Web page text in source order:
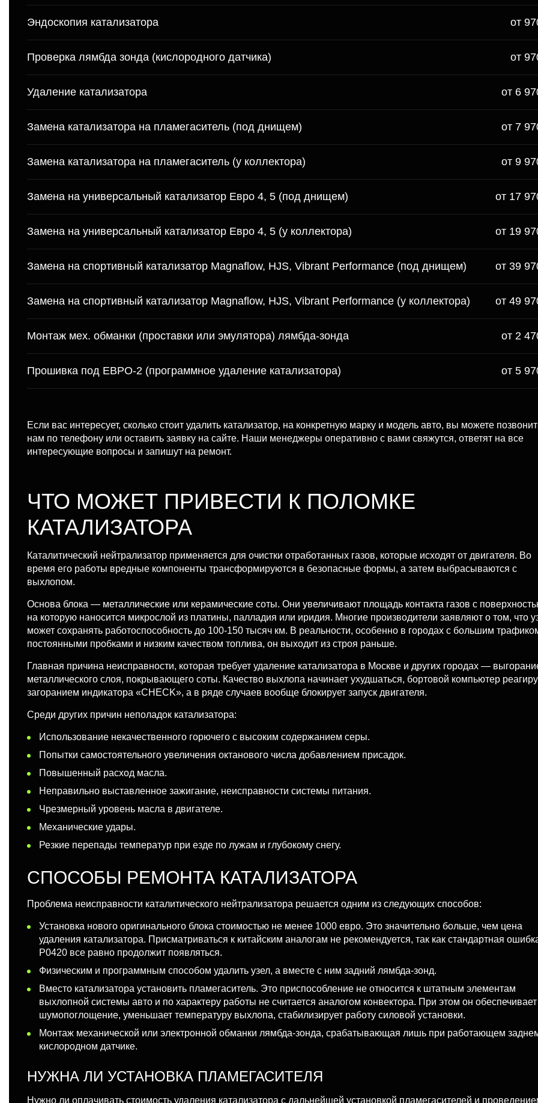
Эндоскопия катализатора от
Проверка лямбда зонда (кислородного датчика) от
Удаление катализатора от 6
Замена катализатора на пламегаситель (под днищем) от 7
Замена катализатора на пламегаситель (у коллектора) от 9
Замена на универсальный катализатор Евро 4, 5 (под днищем) от 17
Замена на универсальный катализатор Евро 4, 5 (у коллектора) от 19
Замена на спортивный катализатор Magnaflow, HJS, Vibrant Performance (под днищем) от 39
Замена на спортивный катализатор Magnaflow, HJS, Vibrant Performance (у коллектора) от 49
Монтаж мех. обманки (проставки или эмулятора) лямбда-зонда от 2
Прошивка под ЕВРО-2 (программное удаление катализатора) от 5
Если вас интересует, сколько стоит удалить катализатор, на конкретную марку и модель авто, вы можете
нам по телефону или оставить заявку на сайте. Наши менеджеры оперативно с вами свяжутся, ответят на все
интересующие вопросы и запишут на ремонт.
ЧТО МОЖЕТ ПРИВЕСТИ К ПОЛОМКЕ
КАТАЛИЗАТОРА
Каталитический нейтрализатор применяется для очистки отработанных газов, которые исходят от двигателя. Во
время его работы вредные компоненты трансформируются в безопасные формы, а затем выбрасываются с
выхлопом.
Основа блока — металлические или керамические соты. Они увеличивают площадь контакта газов с
на которую наносится микрослой из платины, палладия или иридия. Многие производители заявляют о том, что
может сохранять работоспособность до 100-150 тысяч км. В реальности, особенно в городах с большим
постоянными пробками и низким качеством топлива, он выходит из строя раньше.
Главная причина неисправности, которая требует удаление катализатора в Москве и других городах —
металлического слоя, покрывающего соты. Качество выхлопа начинает ухудшаться, бортовой компьютер
загоранием индикатора «CHECK», а в ряде случаев вообще блокирует запуск двигателя.
Среди других причин неполадок катализатора:
Использование некачественного горючего с высоким содержанием серы.
Попытки самостоятельного увеличения октанового числа добавлением присадок.
Повышенный расход масла.
Неправильно выставленное зажигание, неисправности системы питания.
Чрезмерный уровень масла в двигателе.
Механические удары.
Резкие перепады температур при езде по лужам и глубокому снегу.
СПОСОБЫ РЕМОНТА КАТАЛИЗАТОРА
Проблема неисправности каталитического нейтрализатора решается одним из следующих способов:
Установка нового оригинального блока стоимостью не менее 1000 евро. Это значительно больше, чем цена
удаления катализатора. Присматриваться к китайским аналогам не рекомендуется, так как стандартная
P0420 все равно продолжит появляться.
Физическим и программным способом удалить узел, а вместе с ним задний лямбда-зонд.
Вместо катализатора установить пламегаситель. Это приспособление не относится к штатным элементам
выхлопной системы авто и по характеру работы не считается аналогом конвектора. При этом он обеспечивает
шумопоглощение, уменьшает температуру выхлопа, стабилизирует работу силовой установки.
Монтаж механической или электронной обманки лямбда-зонда, срабатывающая лишь при работающем
кислородном датчике.
НУЖНА ЛИ УСТАНОВКА ПЛАМЕГАСИТЕЛЯ
Нужно ли оплачивать стоимость удаления катализатора с дальнейшей установкой пламегасителей и